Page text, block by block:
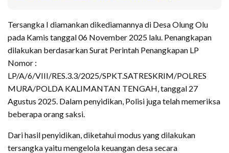
Tersangka I diamankan dikediamannya di Desa Olung Olu
pada Kamis tanggal 06 November 2025 lalu. Penangkapan
dilakukan berdasarkan Surat Perintah Penangkapan LP
Nomor :
LP/A/6/VIII/RES.3.3/2025/SPKT.SATRESKRIM/POLRES
MURA/POLDA KALIMANTAN TENGAH, tanggal 27
Agustus 2025. Dalam penyidikan, Polisi juga telah memeriksa
beberapa orang saksi.
Dari hasil penyidikan, diketahui modus yang dilakukan
tersangka yaitu mengelola keuangan desa secara